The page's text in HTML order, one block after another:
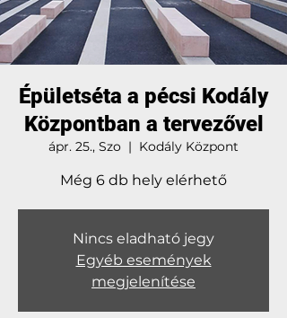
Épületséta a pécsi Kodály
Központban a tervezővel
ápr. 25., Szo
  |
Kodály Központ
Még 6 db hely elérhető
Nincs eladható jegy
Egyéb események
megjelenítése